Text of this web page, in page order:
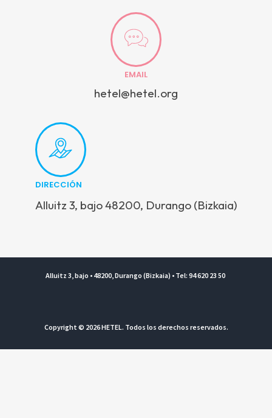
EMAIL
hetel@hetel.org
DIRECCIÓN
Alluitz 3, bajo 48200, Durango (Bizkaia)
Alluitz 3, bajo • 48200, Durango (Bizkaia) • Tel: 94 620 23 50
Copyright © 2026 HETEL. Todos los derechos reservados.